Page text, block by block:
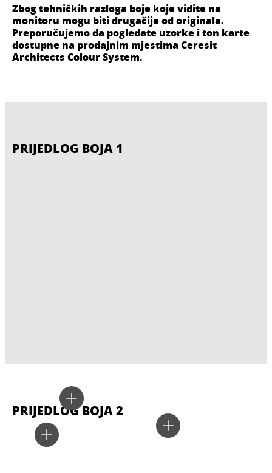
Zbog tehničkih razloga boje koje vidite na
monitoru mogu biti drugačije od originala.
Preporučujemo da pogledate uzorke i ton karte
dostupne na prodajnim mjestima Ceresit
Architects Colour System.
PRIJEDLOG BOJA 1
PRIJEDLOG BOJA 2